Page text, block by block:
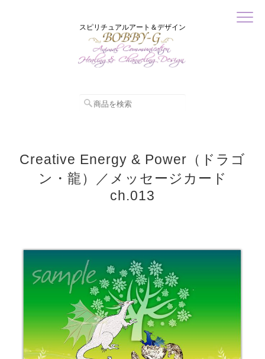
スピリチュアルアート＆デザイン
Creative Energy & Power（ドラゴ
ン・龍）／メッセージカード
ch.013